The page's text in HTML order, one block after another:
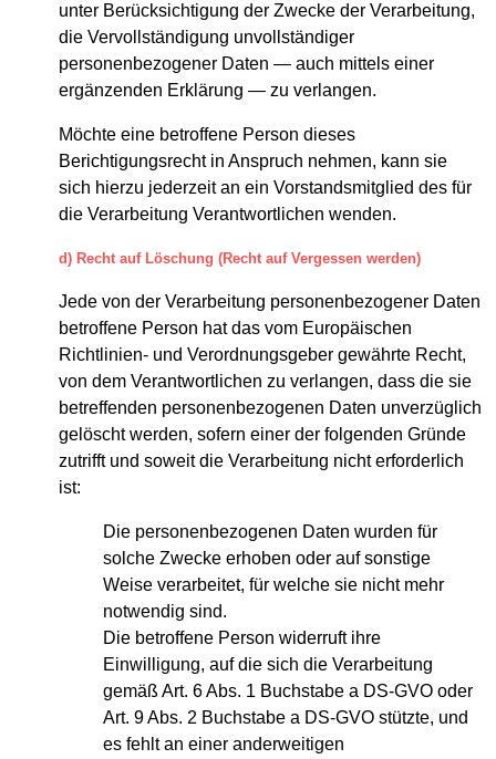
unter Berücksichtigung der Zwecke der Verarbeitung,
die Vervollständigung unvollständiger
personenbezogener Daten — auch mittels einer
ergänzenden Erklärung — zu verlangen.
Möchte eine betroffene Person dieses
Berichtigungsrecht in Anspruch nehmen, kann sie
sich hierzu jederzeit an ein Vorstandsmitglied des für
die Verarbeitung Verantwortlichen wenden.
d) Recht auf Löschung (Recht auf Vergessen werden)
Jede von der Verarbeitung personenbezogener Daten
betroffene Person hat das vom Europäischen
Richtlinien- und Verordnungsgeber gewährte Recht,
von dem Verantwortlichen zu verlangen, dass die sie
betreffenden personenbezogenen Daten unverzüglich
gelöscht werden, sofern einer der folgenden Gründe
zutrifft und soweit die Verarbeitung nicht erforderlich
ist:
Die personenbezogenen Daten wurden für
solche Zwecke erhoben oder auf sonstige
Weise verarbeitet, für welche sie nicht mehr
notwendig sind.
Die betroffene Person widerruft ihre
Einwilligung, auf die sich die Verarbeitung
gemäß Art. 6 Abs. 1 Buchstabe a DS-GVO oder
Art. 9 Abs. 2 Buchstabe a DS-GVO stützte, und
es fehlt an einer anderweitigen